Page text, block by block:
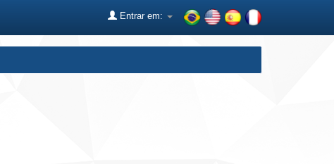
Entrar em: